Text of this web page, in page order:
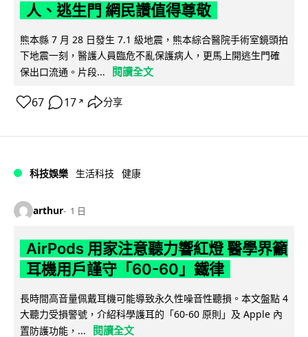
人、逃生門 網民讚值得尊敬
熊本縣 7 月 28 日發生 7.1 級地震，熊本綜合醫院手術室鏡頭拍
下地震一刻，醫護人員臨危不亂保護病人，更馬上開逃生門確
保出口流通。片段...
閱讀全文
67 17 ↗ 分享
科技娛樂 生活科技 健康
arthur 1 日
AirPods 用家注意聽力響紅燈 醫學界籲
耳機用戶謹守「60-60」鐵律
長時間高音量佩戴耳機可能導致永久性噪音性聽損。本文盤點 4
大聽力受損警號，介紹科學護耳的「60-60 原則」及 Apple 內
置防護功能，...
閱讀全文